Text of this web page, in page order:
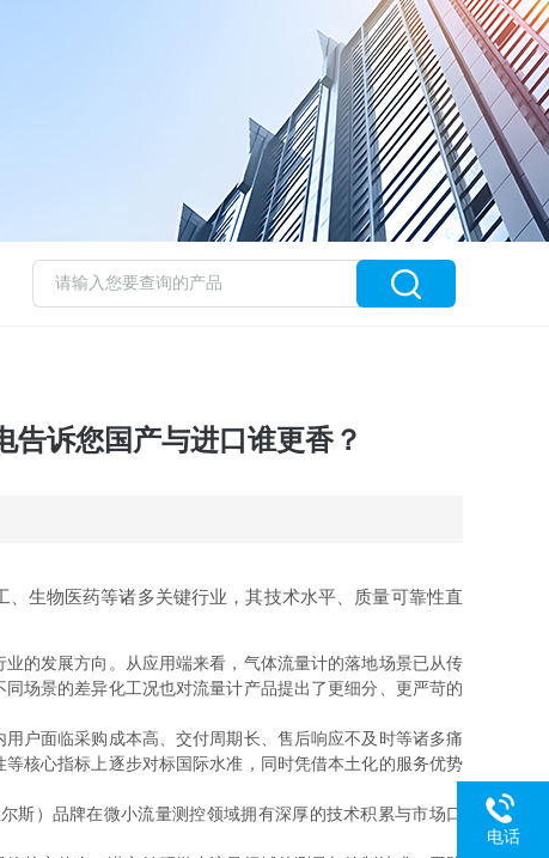
诉您国产与进口谁更香？
生物医药等诸多关键行业，其技术水平、质量可靠性直
的发展方向。从应用端来看，气体流量计的落地场景已从传
场景的差异化工况也对流量计产品提出了更细分、更严苛的
户面临采购成本高、交付周期长、售后响应不及时等诸多痛
核心指标上逐步对标国际水准，同时凭借本土化的服务优势
）品牌在微小流量测控领域拥有深厚的技术积累与市场口
电话